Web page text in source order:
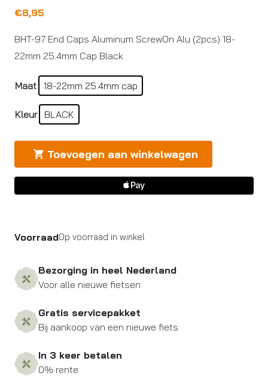
€8,95
BHT-97 End Caps Aluminum ScrewOn Alu (2pcs) 18-
22mm 25.4mm Cap Black
Maat 18-22mm 25.4mm cap
Kleur BLACK
Toevoegen aan winkelwagen
VoorraadOp voorraad in winkel
Bezorging in heel Nederland
Voor alle nieuwe fietsen
Gratis servicepakket
Bij aankoop van een nieuwe fiets
In 3 keer betalen
0% rente